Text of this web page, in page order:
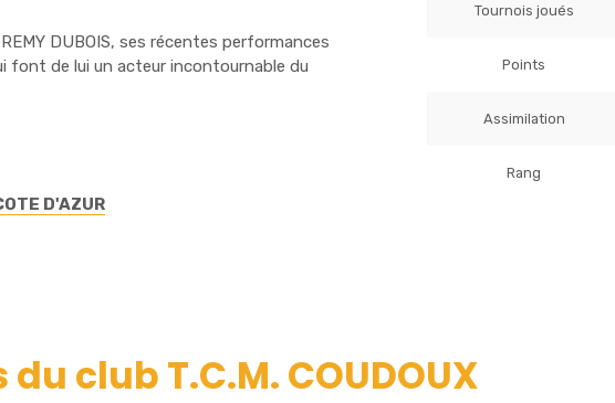
DUBOIS, ses récentes performances
de lui un acteur incontournable du
D'AZUR
Tournois joués
Points
Assimilation
Rang
club T.C.M. COUDOUX